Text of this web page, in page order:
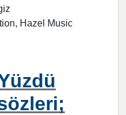
Hazel Music